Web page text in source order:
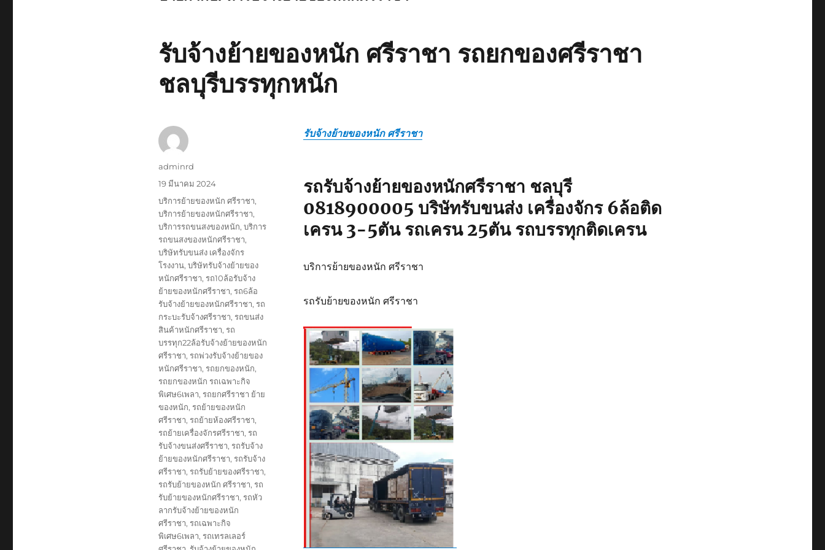
รับจ้างย้ายของหนัก ศรีราชา รถยกของศรีราชา
ชลบุรีบรรทุกหนัก
รับจ้างย้ายของหนัก ศรีราชา
รถรับจ้างย้ายของหนักศรีราชา ชลบุรี
0818900005 บริษัทรับขนส่ง เครื่องจักร 6ล้อติด
เครน 3-5ตัน รถเครน 25ตัน รถบรรทุกติดเครน
บริการย้ายของหนัก ศรีราชา
รถรับย้ายของหนัก ศรีราชา
ผู้
เขียน
adminrd
เขียน
เมื่อ
19 มีนาคม 2024
ป้าย
กำกับ
บริการย้ายของหนัก ศรีราชา,
บริการย้ายของหนักศรีราชา,
บริการรถขนสงของหนัก, บริการ
รถขนสงของหนักศรีราชา,
บริษัทรับขนส่ง เครื่องจักร
โรงงาน, บริษัทรับจ้างย้ายของ
หนักศรีราชา, รถ10ล้อรับจ้าง
ย้ายของหนักศรีราชา, รถ6ล้อ
รับจ้างย้ายของหนักศรีราชา, รถ
กระบะรับจ้างศรีราชา, รถขนส่ง
สินค้าหนักศรีราชา, รถ
บรรทุก22ล้อรับจ้างย้ายของหนัก
ศรีราชา, รถพ่วงรับจ้างย้ายของ
หนักศรีราชา, รถยกของหนัก,
รถยกของหนัก รถเฉพาะกิจ
พิเศษ6เพลา, รถยกศรีราชา ย้าย
ของหนัก, รถย้ายของหนัก
ศรีราชา, รถย้ายห้องศรีราชา,
รถย้ายเครื่องจักรศรีราชา, รถ
รับจ้างขนส่งศรีราชา, รถรับจ้าง
ย้ายของหนักศรีราชา, รถรับจ้าง
ศรีราชา, รถรับย้ายของศรีราชา,
รถรับย้ายของหนัก ศรีราชา, รถ
รับย้ายของหนักศรีราชา, รถหัว
ลากรับจ้างย้ายของหนัก
ศรีราชา, รถเฉพาะกิจ
พิเศษ6เพลา, รถเทรลเลอร์